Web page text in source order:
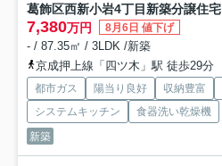
葛飾区西新小岩4丁目新築分譲住宅
7,380万円 8月6日 値下げ
- / 87.35㎡ / 3LDK /新築
京成押上線「四ツ木」駅 徒歩29分
都市ガス 陽当り良好 収納豊富
システムキッチン
食器洗い乾燥機
新築